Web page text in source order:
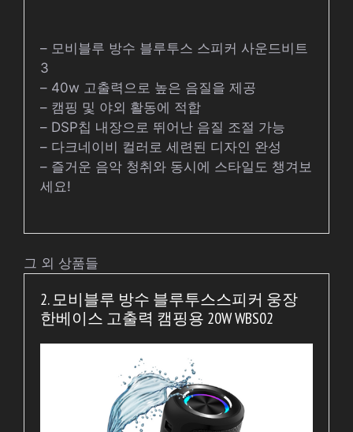
– 모비블루 방수 블루투스 스피커 사운드비트
3
– 40w 고출력으로 높은 음질을 제공
– 캠핑 및 야외 활동에 적합
– DSP칩 내장으로 뛰어난 음질 조절 가능
– 다크네이비 컬러로 세련된 디자인 완성
– 즐거운 음악 청취와 동시에 스타일도 챙겨보
세요!
그 외 상품들
2. 모비블루 방수 블루투스스피커 웅장
한베이스 고출력 캠핑용 20W WBS02